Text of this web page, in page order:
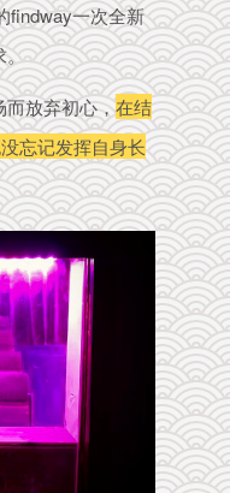
findway一次全新
。
而放弃初心，在结
忘记发挥自身长